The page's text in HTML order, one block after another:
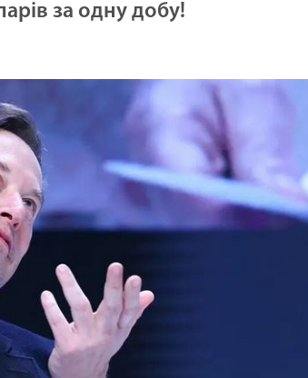
за одну добу!